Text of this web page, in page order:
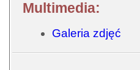
Multimedia:
Galeria zdjęć